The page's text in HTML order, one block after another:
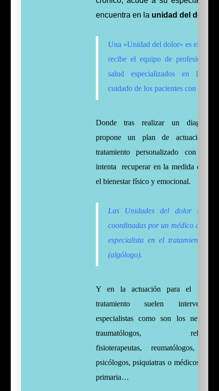
encuentra en la unidad del dolor.
Una «Unidad del dolor» es el
recibe el equipo de
salud especializados en la
cuidado de los pacientes con dolor.
Donde tras realizar un
propone un plan de actuación
tratamiento personalizado con el
intenta recuperar en la medida de lo
el bienestar físico y emocional.
Las Unidades del dolor suelen
coordinadas por un médico
especialista en el tratamiento
(algólogo).
Y en la actuación para el plan
tratamiento suelen intervenir
especialistas como son los
traumatólogos,
fisioterapeutas, reumatólogos,
psicólogos, psiquiatras o médicos de
primaria…